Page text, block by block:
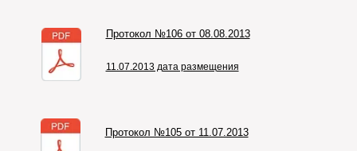
Протокол №106 от 08.08.2013
11.07.2013 дата размещения
Протокол №105 от 11.07.2013